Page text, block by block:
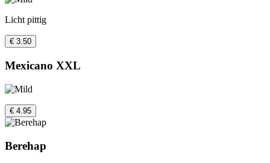
Licht pittig
€ 3.50
Mexicano XXL
€ 4.95
Berehap